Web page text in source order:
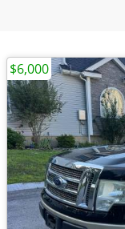
$6,000